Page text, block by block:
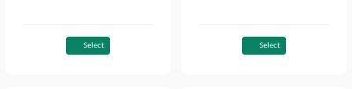
Select Select